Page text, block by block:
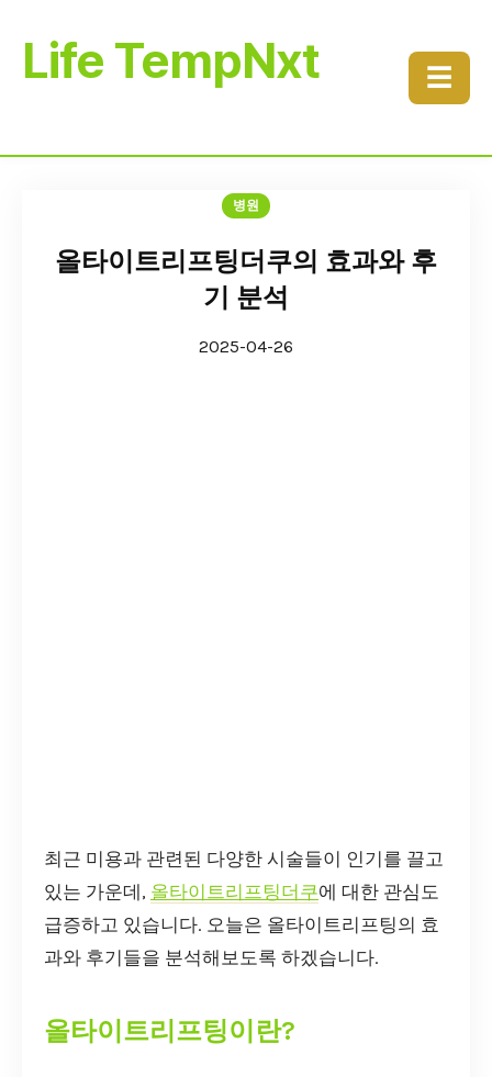
Life TempNxt ☰
병원
올타이트리프팅더쿠의 효과와 후
기 분석
2025-04-26
최근 미용과 관련된 다양한 시술들이 인기를 끌고
있는 가운데, 올타이트리프팅더쿠에 대한 관심도
급증하고 있습니다. 오늘은 올타이트리프팅의 효
과와 후기들을 분석해보도록 하겠습니다.
올타이트리프팅이란?